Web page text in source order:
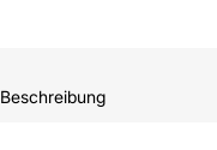
Beschreibung